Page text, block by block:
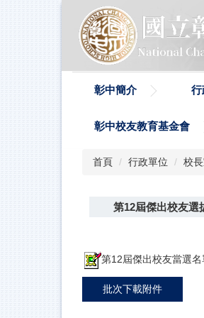
彰中簡介 行
彰中校友教育基金會
首頁 行政單位 校
第12屆傑出校友選
第12屆傑出校友當選名
批次下載附件